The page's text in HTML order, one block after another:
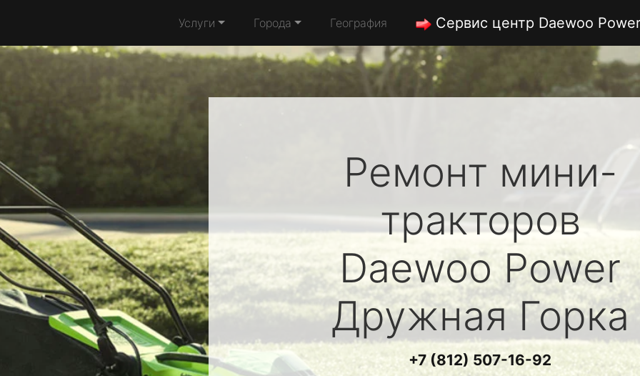
Услуги Города География Сервис центр Daewoo Power
Ремонт мини-
тракторов
Daewoo Power
Дружная Горка
+7 (812) 507-16-92